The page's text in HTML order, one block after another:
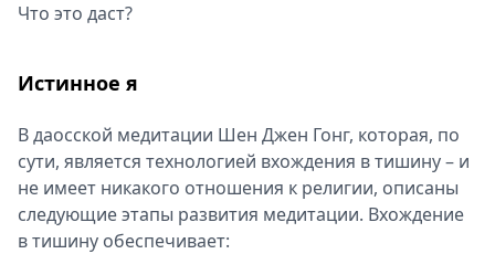
Что это даст?
Истинное я
В даосской медитации Шен Джен Гонг, которая, по
сути, является технологией вхождения в тишину – и
не имеет никакого отношения к религии, описаны
следующие этапы развития медитации. Вхождение
в тишину обеспечивает: